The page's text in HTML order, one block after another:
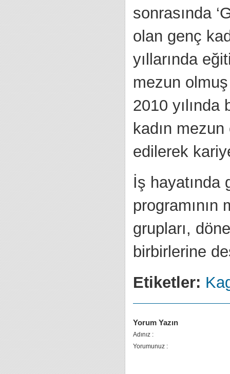
sonrasında
olan genç
yıllarında
mezun
2010
kadın
edilerek
İş hayatında
grupları,
birbirlerine
Etiketler:
Yorum Yazın
Adınız :
Yorumunuz :